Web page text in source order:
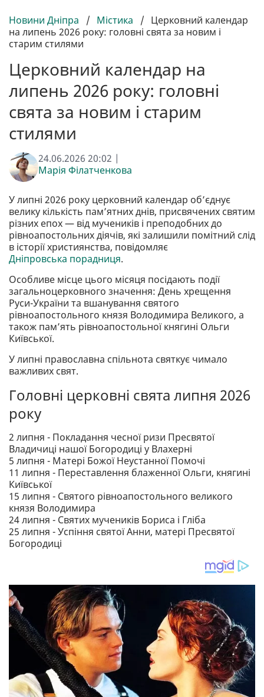
Новини Дніпра / Містика / Церковний календар
на липень 2026 року: головні свята за новим і
старим стилями
Церковний календар на
липень 2026 року: головні
свята за новим і старим
стилями
24.06.2026 20:02 |
Марія Філатченкова
У липні 2026 року церковний календар об’єднує
велику кількість пам’ятних днів, присвячених святим
різних епох — від мучеників і преподобних до
рівноапостольних діячів, які залишили помітний слід
в історії християнства, повідомляє
Дніпровська порадниця.
Особливе місце цього місяця посідають події
загальноцерковного значення: День хрещення
Руси-України та вшанування святого
рівноапостольного князя Володимира Великого, а
також пам’ять рівноапостольної княгині Ольги
Київської.
У липні православна спільнота святкує чимало
важливих свят.
Головні церковні свята липня 2026
року
2 липня - Покладання чесної ризи Пресвятої
Владичиці нашої Богородиці у Влахерні
5 липня - Матері Божої Неустанної Помочі
11 липня - Переставлення блаженної Ольги, княгині
Київської
15 липня - Святого рівноапостольного великого
князя Володимира
24 липня - Святих мучеників Бориса і Гліба
25 липня - Успіння святої Анни, матері Пресвятої
Богородиці